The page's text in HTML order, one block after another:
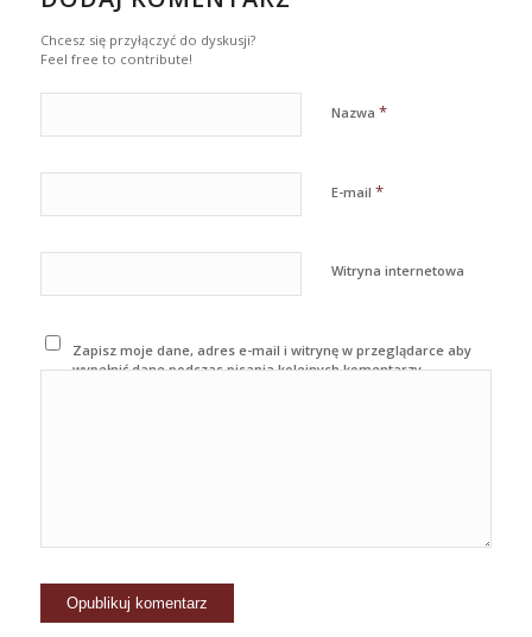
Chcesz się przyłączyć do dyskusji?
Feel free to contribute!
Nazwa *
E-mail *
Witryna internetowa
Zapisz moje dane, adres e-mail i witrynę w przeglądarce aby
wypełnić dane podczas pisania kolejnych komentarzy.